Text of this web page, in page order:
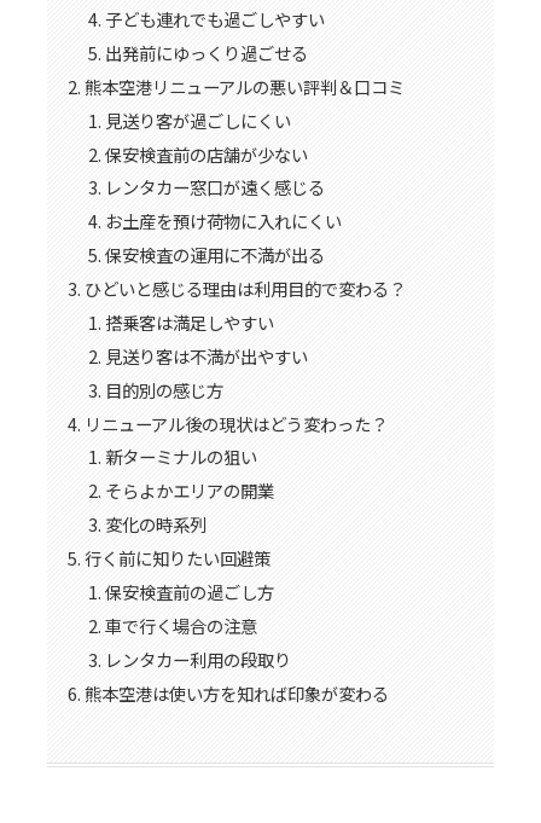
子ども連れでも過ごしやすい
出発前にゆっくり過ごせる
熊本空港リニューアルの悪い評判＆口コミ
見送り客が過ごしにくい
保安検査前の店舗が少ない
レンタカー窓口が遠く感じる
お土産を預け荷物に入れにくい
保安検査の運用に不満が出る
ひどいと感じる理由は利用目的で変わる？
搭乗客は満足しやすい
見送り客は不満が出やすい
目的別の感じ方
リニューアル後の現状はどう変わった？
新ターミナルの狙い
そらよかエリアの開業
変化の時系列
行く前に知りたい回避策
保安検査前の過ごし方
車で行く場合の注意
レンタカー利用の段取り
熊本空港は使い方を知れば印象が変わる